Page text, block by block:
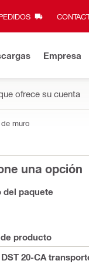
Empresa
ofrece su cuenta
muro
una opción
del paquete
producto
20-CA